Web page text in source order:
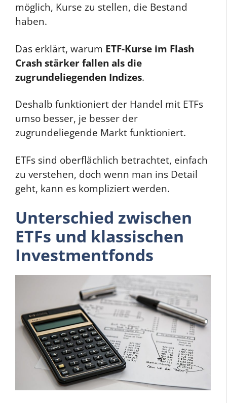
möglich, Kurse zu stellen, die Bestand
haben.
Das erklärt, warum ETF-Kurse im Flash
Crash stärker fallen als die
zugrundeliegenden Indizes.
Deshalb funktioniert der Handel mit ETFs
umso besser, je besser der
zugrundeliegende Markt funktioniert.
ETFs sind oberflächlich betrachtet, einfach
zu verstehen, doch wenn man ins Detail
geht, kann es kompliziert werden.
Unterschied zwischen
ETFs und klassischen
Investmentfonds